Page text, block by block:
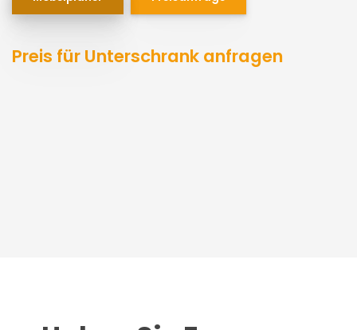
Preis für Unterschrank anfragen